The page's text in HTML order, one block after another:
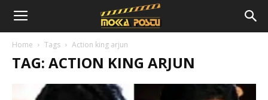
Home Tags Action king arjun
TAG: ACTION KING ARJUN